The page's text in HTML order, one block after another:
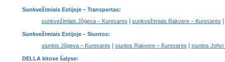
Sunkvežimiais Estijoje– Transportas:
sunkvežimiais Jõgeva – Kuresarės
sunkvežimiais Rakvere – Kuresarės
Sunkvežimiais Estijoje – Siuntos:
siuntos Jõgeva – Kuresarės
siuntos Rakvere – Kuresarės siuntos Johvi
DELLA kitose šalyse: